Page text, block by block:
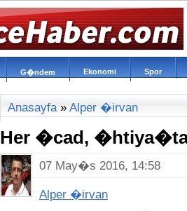
G�ndem Ekonomi Spor
Anasayfa» Alper �irvan
Her �cad,
07 May�s 2016, 14:58
Alper �irvan